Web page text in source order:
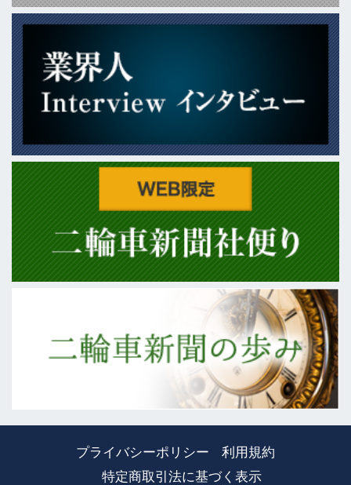
プライバシーポリシー
利用規約
特定商取引法に基づく表示